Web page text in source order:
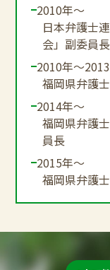
2010年～
日本弁護士
会」副委員長
2010年～
福岡県弁護
2014年～
福岡県弁護
員長
2015年～
福岡県弁護